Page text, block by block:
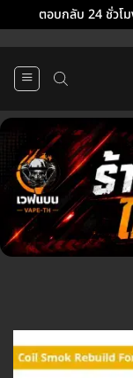
ตอบกลับ 24 ชั่วโ